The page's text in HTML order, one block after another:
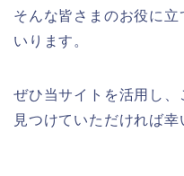
そんな皆さまのお役に立
いります。
ぜひ当サイトを活用し
見つけていただければ幸